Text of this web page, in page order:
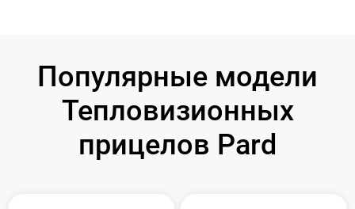
Популярные модели
Тепловизионных
прицелов Pard